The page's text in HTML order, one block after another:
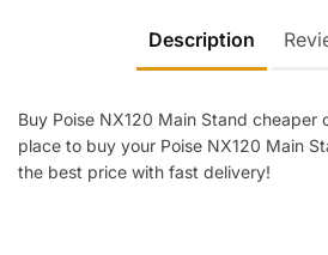
Description
Buy Poise NX120 Main Stand cheaper
place to buy your Poise NX120 Main
the best price with fast delivery!